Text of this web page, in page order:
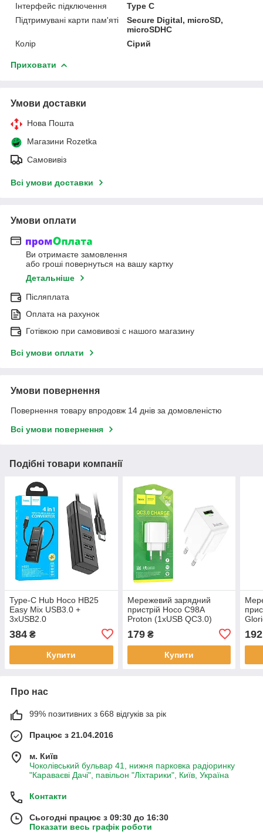
Інтерфейс підключення
Type C
Підтримувані карти пам'яті
Secure Digital, microSD,
microSDHC
Колір
Сірий
Приховати
Умови доставки
Нова Пошта
Магазини Rozetka
Самовивіз
Всі умови доставки
Умови оплати
Ви отримаєте замовлення
або гроші повернуться на вашу картку
Детальніше
Післяплата
Оплата на рахунок
Готівкою при самовивозі c нашого магазину
Всі умови оплати
Умови повернення
Повернення товару впродовж 14 днів за домовленістю
Всі умови повернення
Подібні товари компанії
Type-C Hub Hoco HB25
Easy Mix USB3.0 +
3xUSB2.0
384 ₴
Купити
Мережевий зарядний
пристрій Hoco C98A
Proton (1xUSB QC3.0)
179₴
Купити
192
Про нас
99% позитивних з 668 відгуків за рік
Працює з 21.04.2016
м. Київ
Чоколівський бульвар 41, нижня парковка радіоринку
"Караваєві Дачі", павільон "Ліхтарики", Київ, Україна
Контакти
Сьогодні працює з 09:30 до 16:30
Показати весь графік роботи